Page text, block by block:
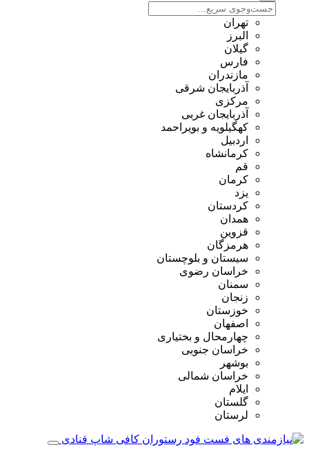
تهران
البرز
گیلان
فارس
مازندران
آذربایجان شرقی
مرکزی
آذربایجان غربی
کهگیلویه و بویراحمد
اردبیل
کرمانشاه
قم
کرمان
یزد
کردستان
همدان
قزوین
هرمزگان
سیستان و بلوچستان
خراسان رضوی
سمنان
زنجان
خوزستان
اصفهان
چهارمحال و بختیاری
خراسان جنوبی
بوشهر
خراسان شمالی
ایلام
گلستان
لرستان